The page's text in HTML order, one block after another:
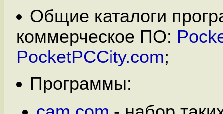
Общие каталоги
коммерческое ПО:
PocketPCCity.com;
Программы: